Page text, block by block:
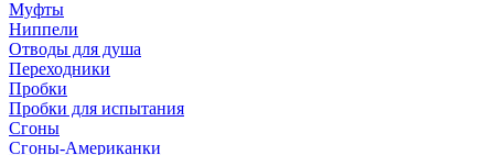
Муфты
Ниппели
Отводы для душа
Переходники
Пробки
Пробки для испытания
Сгоны
Сгоны-Американки